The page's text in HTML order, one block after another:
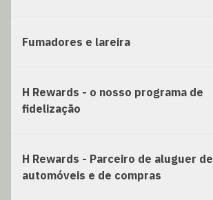
Fumadores e lareira
H Rewards - o nosso programa de
fidelização
H Rewards - Parceiro de aluguer de
automóveis e de compras